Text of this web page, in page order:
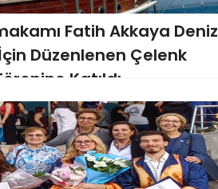
Fatih Akkaya Deniz
Düzenlenen Çelenk
Katıldı